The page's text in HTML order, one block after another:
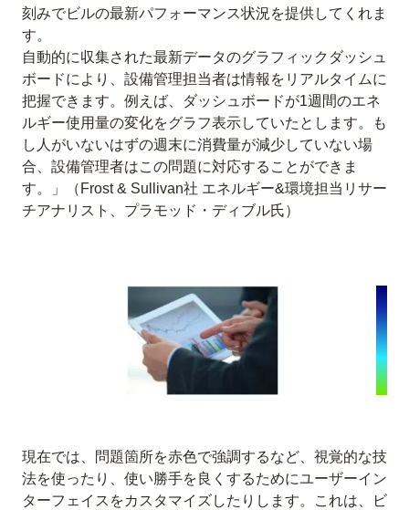
刻みでビルの最新パフォーマンス状況を提供してくれま
す。
自動的に収集された最新データのグラフィックダッシュ
ボードにより、設備管理担当者は情報をリアルタイムに
把握できます。例えば、ダッシュボードが1週間のエネ
ルギー使用量の変化をグラフ表示していたとします。も
し人がいないはずの週末に消費量が減少していない場
合、設備管理者はこの問題に対応することができま
す。」（Frost & Sullivan社 エネルギー&環境担当リサー
チアナリスト、プラモッド・ディブル氏）
現在では、問題箇所を赤色で強調するなど、視覚的な技
法を使ったり、使い勝手を良くするためにユーザーイン
ターフェイスをカスタマイズしたりします。これは、ビ